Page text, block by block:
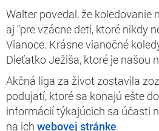
Walter povedal, že koledovanie
aj “pre vzácne deti, ktoré nikdy
Vianoce. Krásne vianočné
Dieťatko Ježiša, ktoré je našou
Akčná liga za život zostavila
podujatí, ktoré sa konajú ešte
informácií týkajúcich sa účasti
na ich webovej stránke.